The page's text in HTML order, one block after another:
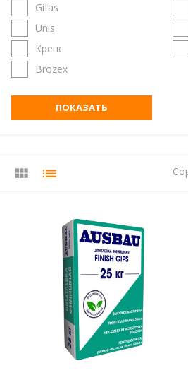
Gifas
Unis
Крепс
Brozex
ПОКАЗАТЬ